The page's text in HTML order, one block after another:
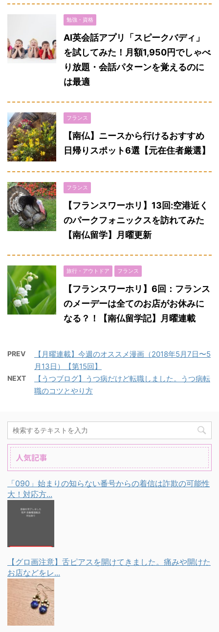
勉強・資格
AI英会話アプリ「スピークバディ」
を試してみた！月額1,950円でしゃべ
り放題・会話パターンを覚えるのに
は最適
フランス
【南仏】ニースから行けるおすすめ
日帰りスポット6選【元在住者厳選】
フランス
【フランスワーホリ】13回:空港近く
のパークフォニックスを訪れてみた
【南仏留学】月曜更新
旅行・アウトドア フランス
【フランスワーホリ】6回：フランス
のメーデーは全てのお店がお休みに
なる？！【南仏留学記】月曜連載
PREV
【月曜連載】今週のオススメ漫画（2018年5月7日〜5
月13日）【第15回】
NEXT
【うつブログ】うつ病だけど転職しました。うつ病転
職のコツとやり方
人気記事
「090」始まりの知らない番号からの着信は詐欺の可能性
大！対応方...
【グロ画注意】舌ピアスを開けてきました。痛みや開けた
お店などをレ...